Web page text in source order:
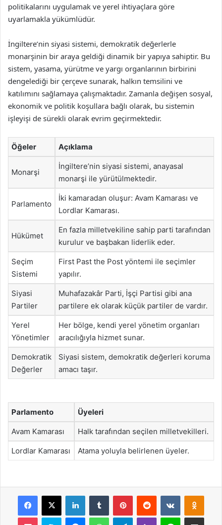
politikalarını uygulamak ve yerel ihtiyaçlara göre
uyarlamakla yükümlüdür.
İngiltere’nin siyasi sistemi, demokratik değerlerle
monarşinin bir araya geldiği dinamik bir yapıya sahiptir. Bu
sistem, yasama, yürütme ve yargı organlarının birbirini
dengelediği bir çerçeve sunarak, halkın temsilini ve
katılımını sağlamaya çalışmaktadır. Zamanla değişen sosyal,
ekonomik ve politik koşullara bağlı olarak, bu sistemin
işleyişi de sürekli olarak evrim geçirmektedir.
Öğeler Açıklama
Monarşi
İngiltere’nin siyasi sistemi, anayasal
monarşi ile yürütülmektedir.
Parlamento
İki kamaradan oluşur: Avam Kamarası ve
Lordlar Kamarası.
Hükümet
En fazla milletvekiline sahip parti tarafından
kurulur ve başbakan liderlik eder.
Seçim
Sistemi
First Past the Post yöntemi ile seçimler
yapılır.
Siyasi
Partiler
Muhafazakâr Parti, İşçi Partisi gibi ana
partilere ek olarak küçük partiler de vardır.
Yerel
Yönetimler
Her bölge, kendi yerel yönetim organları
aracılığıyla hizmet sunar.
Demokratik
Değerler
Siyasi sistem, demokratik değerleri koruma
amacı taşır.
Parlamento Üyeleri
Avam Kamarası Halk tarafından seçilen milletvekilleri.
Lordlar Kamarası Atama yoluyla belirlenen üyeler.
Facebook
X LinkedInTumblr PinterestReddit VKontakte
Pocket Skype MessengerWhatsAppTelegramViber Line E-Posta ile